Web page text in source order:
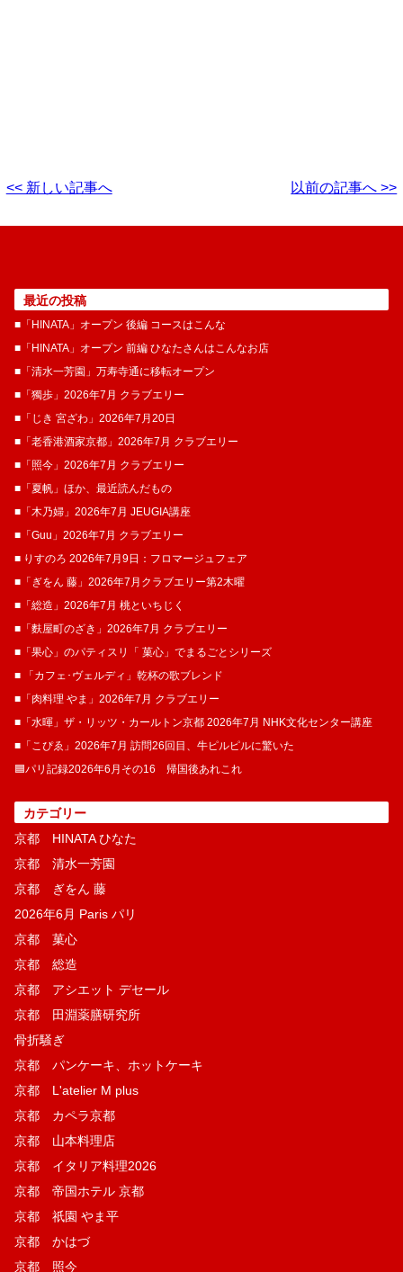
<< 新しい記事へ 以前の記事へ >>
最近の投稿
■「HINATA」オープン 後編 コースはこんな
■「HINATA」オープン 前編 ひなたさんはこんなお店
■「清水一芳園」万寿寺通に移転オープン
■「獨歩」2026年7月 クラブエリー
■「じき 宮ざわ」2026年7月20日
■「老香港酒家京都」2026年7月 クラブエリー
■「照今」2026年7月 クラブエリー
■「夏帆」ほか、最近読んだもの
■「木乃婦」2026年7月 JEUGIA講座
■「Guu」2026年7月 クラブエリー
■ りすのろ 2026年7月9日：フロマージュフェア
■「ぎをん 藤」2026年7月クラブエリー第2木曜
■「総造」2026年7月 桃といちじく
■「麩屋町のざき」2026年7月 クラブエリー
■「果心」のパティスリ「 菓​心」でまるごとシリーズ
■ 「カフェ･ヴェルディ」乾杯の歌ブレンド
■「肉料理 やま」2026年7月 クラブエリー
■「水暉」ザ・リッツ・カールトン京都 2026年7月 NHK文化センター講座
■「こぴゑ」2026年7月 訪問26回目、牛ピルピルに驚いた
🟦パリ記録2026年6月その16 帰国後あれこれ
カテゴリー
京都 HINATA ひなた
京都 清水一芳園
京都 ぎをん 藤
2026年6月 Paris パリ
京都 菓​心
京都 総造
京都 アシエット デセール
京都 田淵薬膳研究所
骨折騒ぎ
京都 パンケーキ、ホットケーキ
京都 L'atelier M plus
京都 カペラ京都
京都 山本料理店
京都 イタリア料理2026
京都 帝国ホテル 京都
京都 祇園 やま平
京都 かはづ
京都 照今